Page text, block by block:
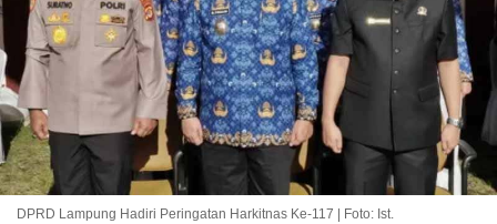
DPRD Lampung Hadiri Peringatan Harkitnas Ke-117 | Foto: Ist.